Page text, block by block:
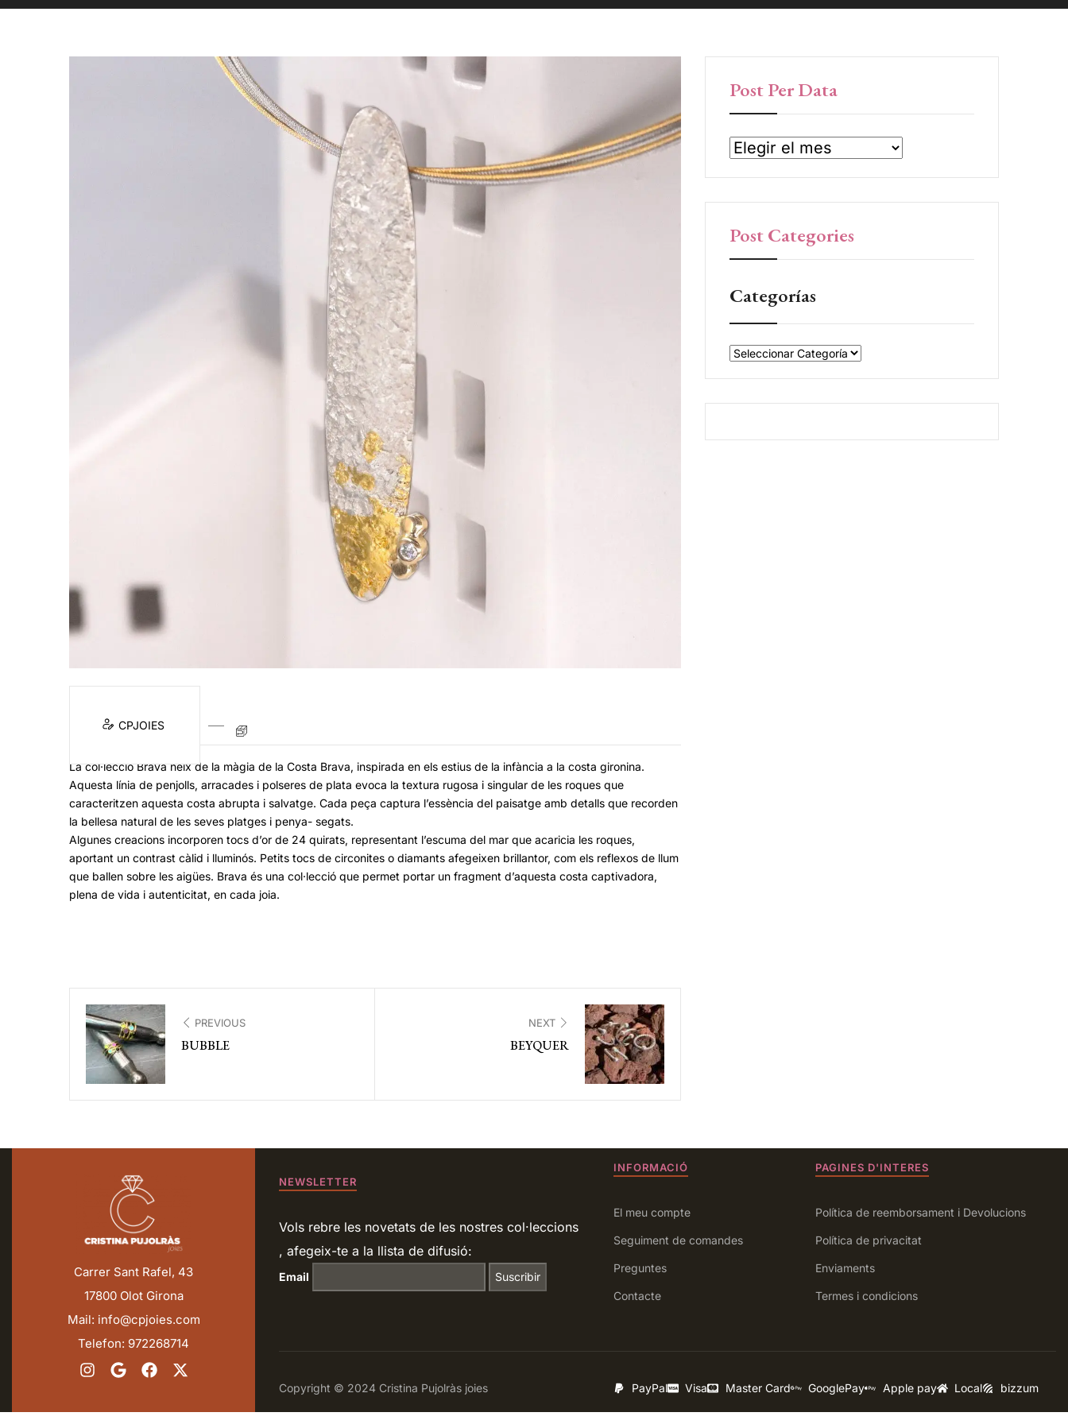
CPJOIES
La col·lecció Brava neix de la màgia de la Costa Brava, inspirada en els estius de la infància a la costa gironina.
Aquesta línia de penjolls, arracades i polseres de plata evoca la textura rugosa i singular de les roques que
caracteritzen aquesta costa abrupta i salvatge. Cada peça captura l’essència del paisatge amb detalls que recorden
la bellesa natural de les seves platges i penya- segats.
Algunes creacions incorporen tocs d’or de 24 quirats, representant l’escuma del mar que acaricia les roques,
aportant un contrast càlid i lluminós. Petits tocs de circonites o diamants afegeixen brillantor, com els reflexos de llum
que ballen sobre les aigües. Brava és una col·lecció que permet portar un fragment d’aquesta costa captivadora,
plena de vida i autenticitat, en cada joia.
PREVIOUS
BUBBLE
NEXT
BEYQUER
Post Per Data
Post Categories
Categorías
Carrer Sant Rafel, 43
17800 Olot Girona
Mail: info@cpjoies.com
Telefon: 972268714
NEWSLETTER
Vols rebre les novetats de les nostres col·leccions
, afegeix-te a la llista de difusió:
Email
INFORMACIÓ
El meu compte
Seguiment de comandes
Preguntes
Contacte
PAGINES D'INTERES
Política de reemborsament i Devolucions
Política de privacitat
Enviaments
Termes i condicions
Copyright © 2024 Cristina Pujolràs joies PayPal Visa Master Card GooglePay Apple pay Local bizzum